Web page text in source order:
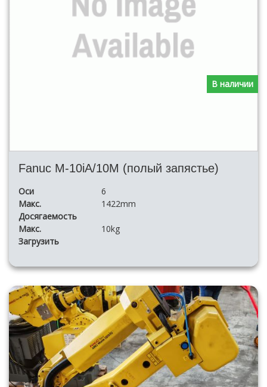
Fanuc M-10iA/10M (полый запястье)
Оси
6
Макс.
Досягаемость
1422mm
Макс.
Загрузить
10kg
В наличии